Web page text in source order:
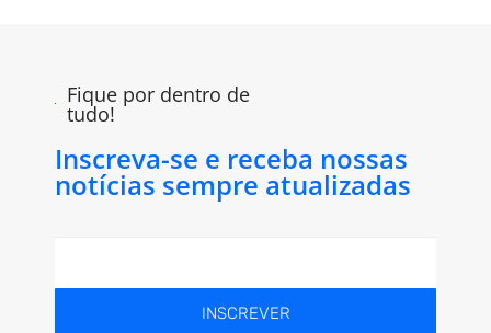
Fique por dentro de
tudo!
Inscreva-se e receba nossas
notícias sempre atualizadas
INSCREVER